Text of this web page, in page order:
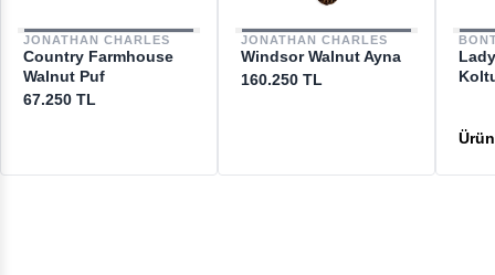
JONATHAN CHARLES
Country Farmhouse
Walnut Puf
67.250 TL
JONATHAN CHARLES
Windsor Walnut Ayna
160.250 TL